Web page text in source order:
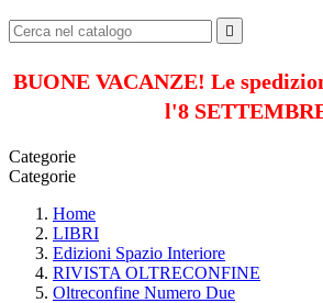

BUONE VACANZE! Le
l'8
Categorie
Categorie
Home
LIBRI
Edizioni Spazio Interiore
RIVISTA OLTRECONFINE
Oltreconfine Numero Due